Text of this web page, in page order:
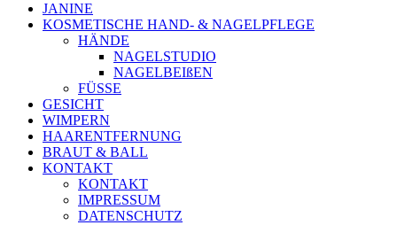
JANINE
KOSMETISCHE HAND- & NAGELPFLEGE
HÄNDE
NAGELSTUDIO
NAGELBEIßEN
FÜSSE
GESICHT
WIMPERN
HAARENTFERNUNG
BRAUT & BALL
KONTAKT
KONTAKT
IMPRESSUM
DATENSCHUTZ